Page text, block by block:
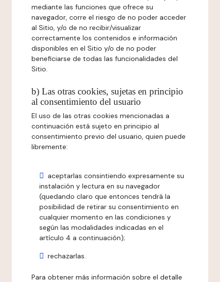
mediante las funciones que ofrece su
navegador, corre el riesgo de no poder acceder
al Sitio, y/o de no recibir/visualizar
correctamente los contenidos e información
disponibles en el Sitio y/o de no poder
beneficiarse de todas las funcionalidades del
Sitio.
b) Las otras cookies, sujetas en principio
al consentimiento del usuario
El uso de las otras cookies mencionadas a
continuación está sujeto en principio al
consentimiento previo del usuario, quien puede
libremente:
aceptarlas consintiendo expresamente su
instalación y lectura en su navegador
(quedando claro que entonces tendrá la
posibilidad de retirar su consentimiento en
cualquier momento en las condiciones y
según las modalidades indicadas en el
artículo 4 a continuación);
rechazarlas.
Para obtener más información sobre el detalle